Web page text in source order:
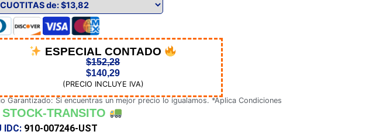
ESPECIAL CONTADO
$152,28
$140,29
(PRECIO INCLUYE IVA)
Garantizado: Si encuentras un mejor precio lo igualamos. *Aplica Condiciones
STOCK-TRANSITO
IDC: 910-007246-UST